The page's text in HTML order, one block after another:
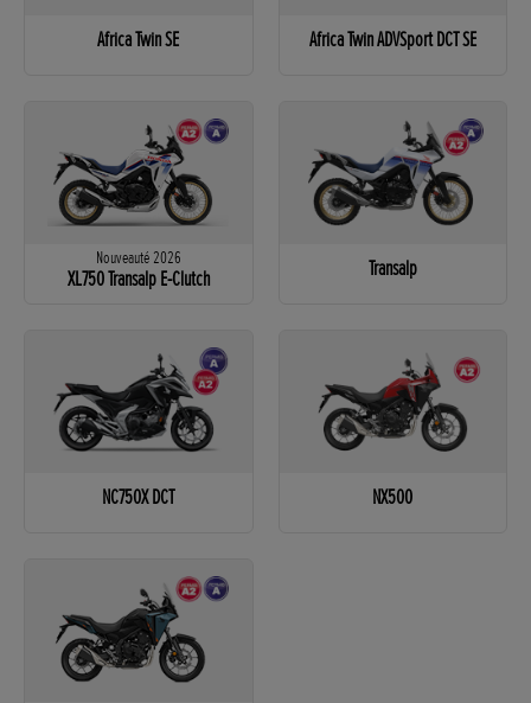
Africa Twin SE Africa Twin ADVSport DCT SE
Nouveauté 2026
XL750 Transalp E-Clutch Transalp
NC750X DCT NX500